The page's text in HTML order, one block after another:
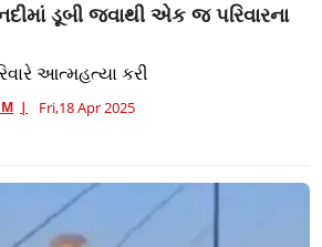
ડૂબી જવાથી એક જ પરિવારના
આત્મહત્યા કરી
Fri,18 Apr 2025